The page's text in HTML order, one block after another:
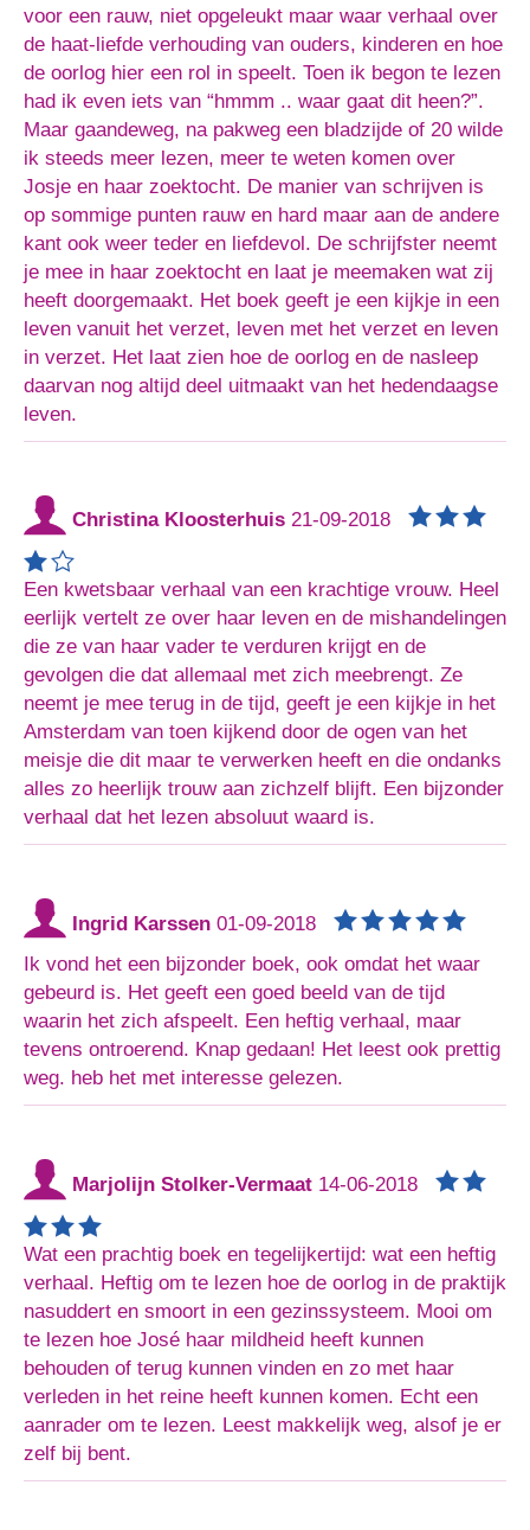
voor een rauw, niet opgeleukt maar waar verhaal over
de haat-liefde verhouding van ouders, kinderen en hoe
de oorlog hier een rol in speelt. Toen ik begon te lezen
had ik even iets van “hmmm .. waar gaat dit heen?”.
Maar gaandeweg, na pakweg een bladzijde of 20 wilde
ik steeds meer lezen, meer te weten komen over
Josje en haar zoektocht. De manier van schrijven is
op sommige punten rauw en hard maar aan de andere
kant ook weer teder en liefdevol. De schrijfster neemt
je mee in haar zoektocht en laat je meemaken wat zij
heeft doorgemaakt. Het boek geeft je een kijkje in een
leven vanuit het verzet, leven met het verzet en leven
in verzet. Het laat zien hoe de oorlog en de nasleep
daarvan nog altijd deel uitmaakt van het hedendaagse
leven.
Christina Kloosterhuis 21-09-2018
Een kwetsbaar verhaal van een krachtige vrouw. Heel
eerlijk vertelt ze over haar leven en de mishandelingen
die ze van haar vader te verduren krijgt en de
gevolgen die dat allemaal met zich meebrengt. Ze
neemt je mee terug in de tijd, geeft je een kijkje in het
Amsterdam van toen kijkend door de ogen van het
meisje die dit maar te verwerken heeft en die ondanks
alles zo heerlijk trouw aan zichzelf blijft. Een bijzonder
verhaal dat het lezen absoluut waard is.
Ingrid Karssen 01-09-2018
Ik vond het een bijzonder boek, ook omdat het waar
gebeurd is. Het geeft een goed beeld van de tijd
waarin het zich afspeelt. Een heftig verhaal, maar
tevens ontroerend. Knap gedaan! Het leest ook prettig
weg. heb het met interesse gelezen.
Marjolijn Stolker-Vermaat 14-06-2018
Wat een prachtig boek en tegelijkertijd: wat een heftig
verhaal. Heftig om te lezen hoe de oorlog in de praktijk
nasuddert en smoort in een gezinssysteem. Mooi om
te lezen hoe José haar mildheid heeft kunnen
behouden of terug kunnen vinden en zo met haar
verleden in het reine heeft kunnen komen. Echt een
aanrader om te lezen. Leest makkelijk weg, alsof je er
zelf bij bent.